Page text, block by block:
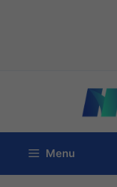
contenuto
Menu